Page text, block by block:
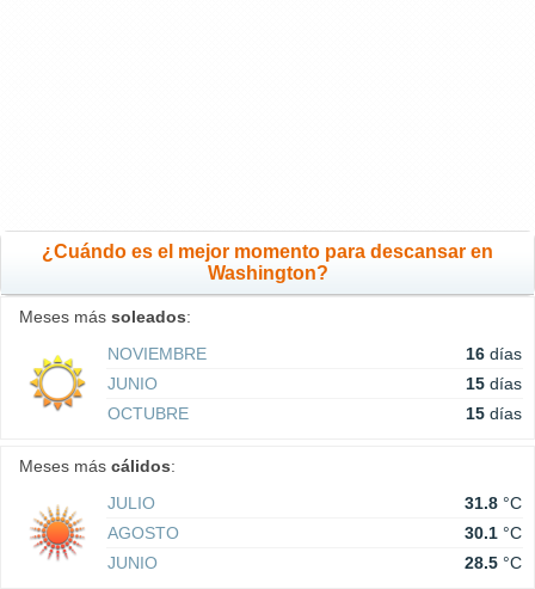
¿Cuándo es el mejor momento para descansar en
Washington?
Meses más soleados:
NOVIEMBRE
16 días
JUNIO
15 días
OCTUBRE
15 días
Meses más cálidos:
JULIO
31.8 °C
AGOSTO
30.1 °C
JUNIO
28.5 °C